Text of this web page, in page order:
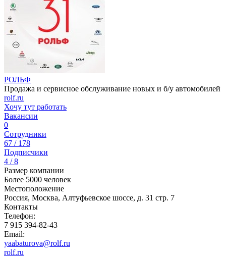
РОЛЬФ
Продажа и сервисное обслуживание новых и б/у автомобилей
rolf.ru
Хочу тут работать
Вакансии
0
Сотрудники
67 / 178
Подписчики
4 / 8
Размер компании
Более 5000 человек
Местоположение
Россия, Москва, Алтуфьевское шоссе, д. 31 стр. 7
Контакты
Телефон:
7 915 394-82-43
Email:
yaabaturova@rolf.ru
rolf.ru